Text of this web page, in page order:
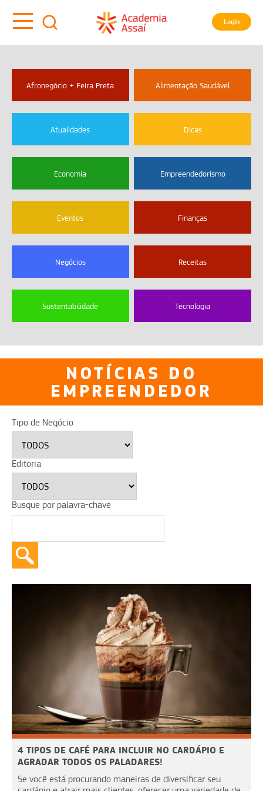
Login
Afronegócio + Feira Preta Alimentação Saudável
Atualidades Dicas
Economia Empreendedorismo
Eventos Finanças
Negócios Receitas
Sustentabilidade Tecnologia
NOTÍCIAS DO
EMPREENDEDOR
Tipo de Negócio
Editoria
Busque por palavra-chave
4 TIPOS DE CAFÉ PARA INCLUIR NO CARDÁPIO E
AGRADAR TODOS OS PALADARES!
Se você está procurando maneiras de diversificar seu